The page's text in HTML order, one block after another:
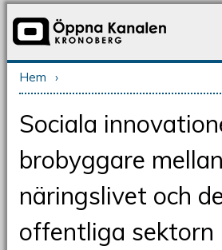
Du är här
Hem ›
Sociala
brobyggare mellan
näringslivet och
offentliga sektorn